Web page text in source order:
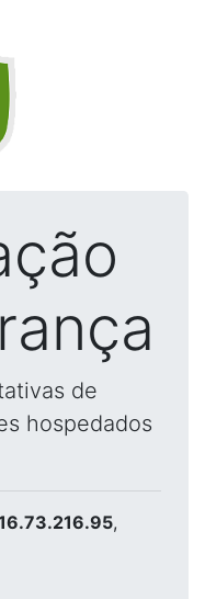
de
hospedados
,